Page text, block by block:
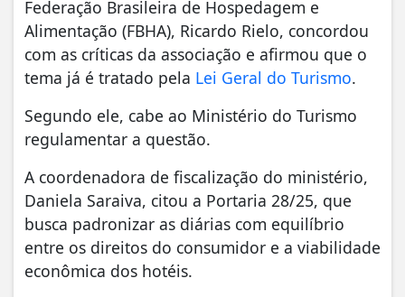
Federação Brasileira de Hospedagem e
Alimentação (FBHA), Ricardo Rielo, concordou
com as críticas da associação e afirmou que o
tema já é tratado pela Lei Geral do Turismo.
Segundo ele, cabe ao Ministério do Turismo
regulamentar a questão.
A coordenadora de fiscalização do ministério,
Daniela Saraiva, citou a Portaria 28/25, que
busca padronizar as diárias com equilíbrio
entre os direitos do consumidor e a viabilidade
econômica dos hotéis.